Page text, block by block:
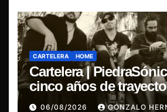
CARTELERA HOME
Cartelera |
cinco años de
The Ganjas en el Bar
06/08/2026 GONZALO